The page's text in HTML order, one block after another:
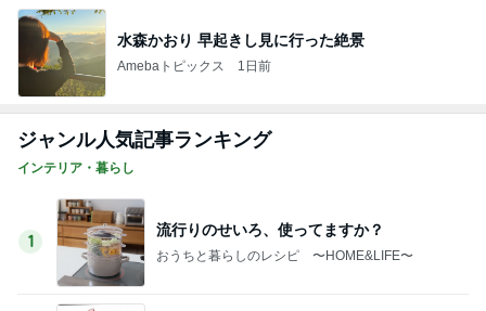
水森かおり 早起きし見に行った絶景
Amebaトピックス 1日前
ジャンル人気記事ランキング
インテリア・暮らし
1
流行りのせいろ、使ってますか？
おうちと暮らしのレシピ 〜HOME&LIFE〜